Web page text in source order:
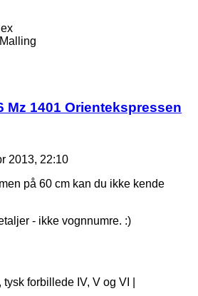
Malling
Mz 1401 Orientekspressen
2013, 22:10
på 60 cm kan du ikke kende
- ikke vognnumre. :)
forbillede IV, V og VI |